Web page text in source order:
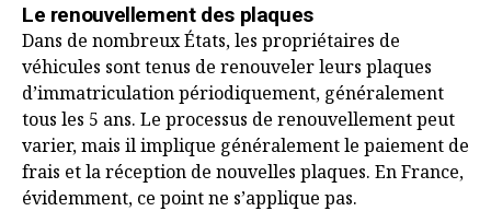
Le renouvellement des plaques
Dans de nombreux États, les propriétaires de
véhicules sont tenus de renouveler leurs plaques
d’immatriculation périodiquement, généralement
tous les 5 ans. Le processus de renouvellement peut
varier, mais il implique généralement le paiement de
frais et la réception de nouvelles plaques. En France,
évidemment, ce point ne s’applique pas.